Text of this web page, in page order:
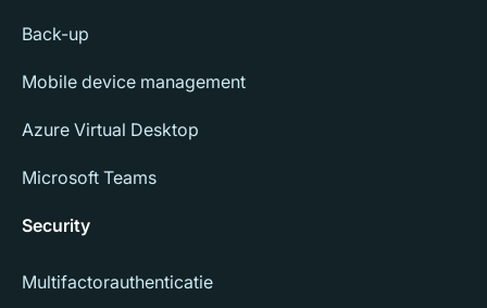
Back-up
Mobile device management
Azure Virtual Desktop
Microsoft Teams
Security
Multifactorauthenticatie